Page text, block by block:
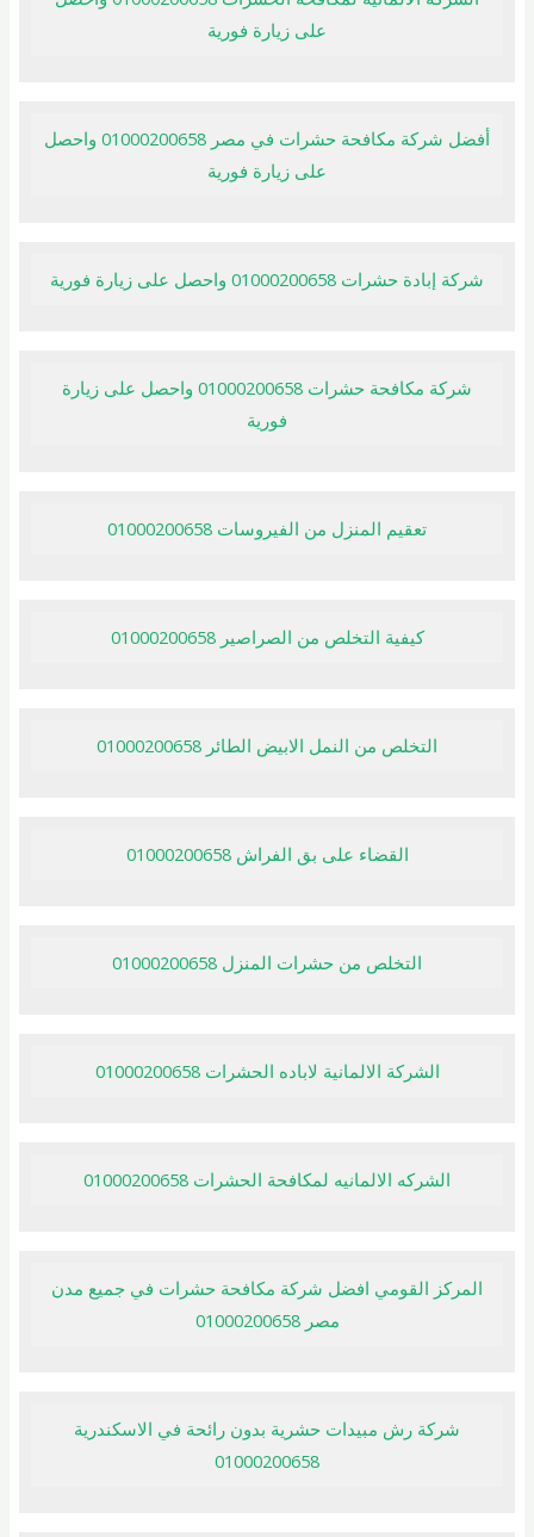
على زيارة فورية
أفضل شركة مكافحة حشرات في مصر 01000200658 واحصل
على زيارة فورية
شركة إبادة حشرات 01000200658 واحصل على زيارة فورية
شركة مكافحة حشرات 01000200658 واحصل على زيارة
فورية
تعقيم المنزل من الفيروسات 01000200658
كيفية التخلص من الصراصير 01000200658
التخلص من النمل الابيض الطائر 01000200658
القضاء على بق الفراش 01000200658
التخلص من حشرات المنزل 01000200658
الشركة الالمانية لاباده الحشرات 01000200658
الشركه الالمانيه لمكافحة الحشرات 01000200658
المركز القومي افضل شركة مكافحة حشرات في جميع مدن
مصر 01000200658
شركة رش مبيدات حشرية بدون رائحة في الاسكندرية
01000200658